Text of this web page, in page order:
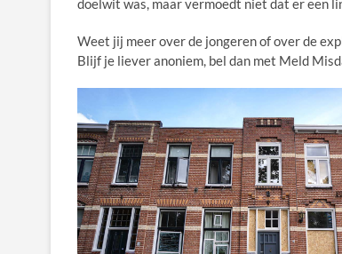
doelwit was, maar vermoedt niet dat er een
Weet jij meer over de jongeren of over de
Blijf je liever anoniem, bel dan met Meld